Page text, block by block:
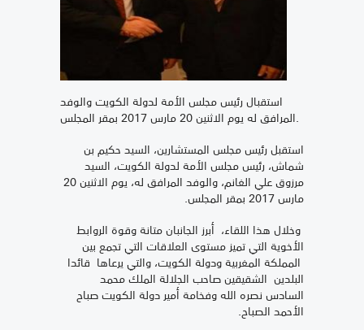
استقبال رئيس مجلس الأمة لدولة الكويت والوفد
المرافق له يوم الاثنين 20 مارس 2017 بمقر المجلس.
استقبل رئيس مجلس المستشارين، السيد حكيم بن
شماش، رئيس مجلس الأمة لدولة الكويت، السيد
مرزوق علي الغانم، والوفد المرافق له، يوم الاثنين 20
مارس 2017 بمقر المجلس.
وخلال هذا اللقاء، أبرز الجانبان متانة وقوة الروابط
الأخوية التي تميز مستوى العلاقات التي تجمع بين
المملكة المغربية ودولة الكويت، والتي يرعاها قائدا
البلدين الشقيقين صاحب الجلالة الملك محمد
السادس نصره الله وفخامة أمير دولة الكويت صباح
الأحمد الصباح.